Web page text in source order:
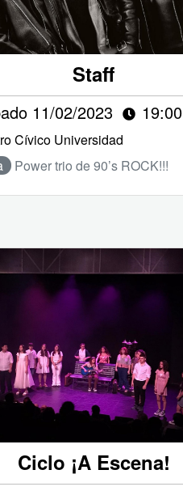
Staff
11/02/2023 19:00
Cívico Universidad
Power trio de 90’s ROCK!!!
Ciclo ¡A Escena!